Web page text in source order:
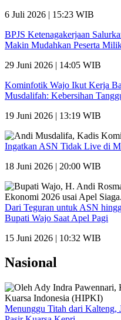
6 Juli 2026 | 15:23 WIB
BPJS Ketenagakerjaan
Makin Mudahkan Peserta
29 Juni 2026 | 14:05 WIB
Kominfotik Wajo Ikut Kerja
Musdalifah: Kebersihan
19 Juni 2026 | 13:19 WIB
Ingatkan ASN Tidak Live di
18 Juni 2026 | 20:00 WIB
Dari Teguran untuk ASN
Bupati Wajo Saat Apel Pagi
15 Juni 2026 | 10:32 WIB
Nasional
Menunggu Titah dari Kalteng,